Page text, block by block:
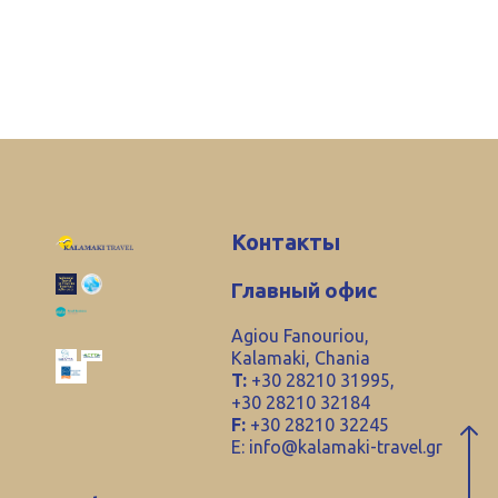
Контакты
Главный офис
Agiou Fanouriou,
Kalamaki, Chania
T: +30 28210 31995,
+30 28210 32184
F: +30 28210 32245
E: info@kalamaki-travel.gr